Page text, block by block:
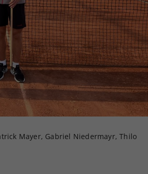
Mayer, Gabriel Niedermayr, Thilo